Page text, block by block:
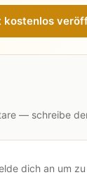
kostenlos
— schreibe
dich an um